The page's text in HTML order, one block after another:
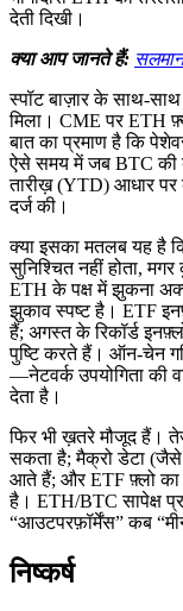
देती दिखी।
क्या आप जानते हैं:
स्पॉट बाज़ार के साथ-
मिला। CME पर ETH
बात का प्रमाण है कि
ऐसे समय में जब BTC की
तारीख़ (YTD) आधार पर
दर्ज की।
क्या इसका मतलब यह है
सुनिश्चित नहीं होता,
ETH के पक्ष में झुकना
झुकाव स्पष्ट है। ETF
हैं; अगस्त के रिकॉर्ड
पुष्टि करते हैं। ऑन-चेन
—नेटवर्क उपयोगिता की
देता है।
फिर भी ख़तरे मौजूद हैं।
सकता है; मैक्रो डेटा
आते हैं; और ETF फ़्लो का
है। ETH/BTC सापेक्ष
“आउटपरफ़ॉर्मेंस” कब
निष्कर्ष